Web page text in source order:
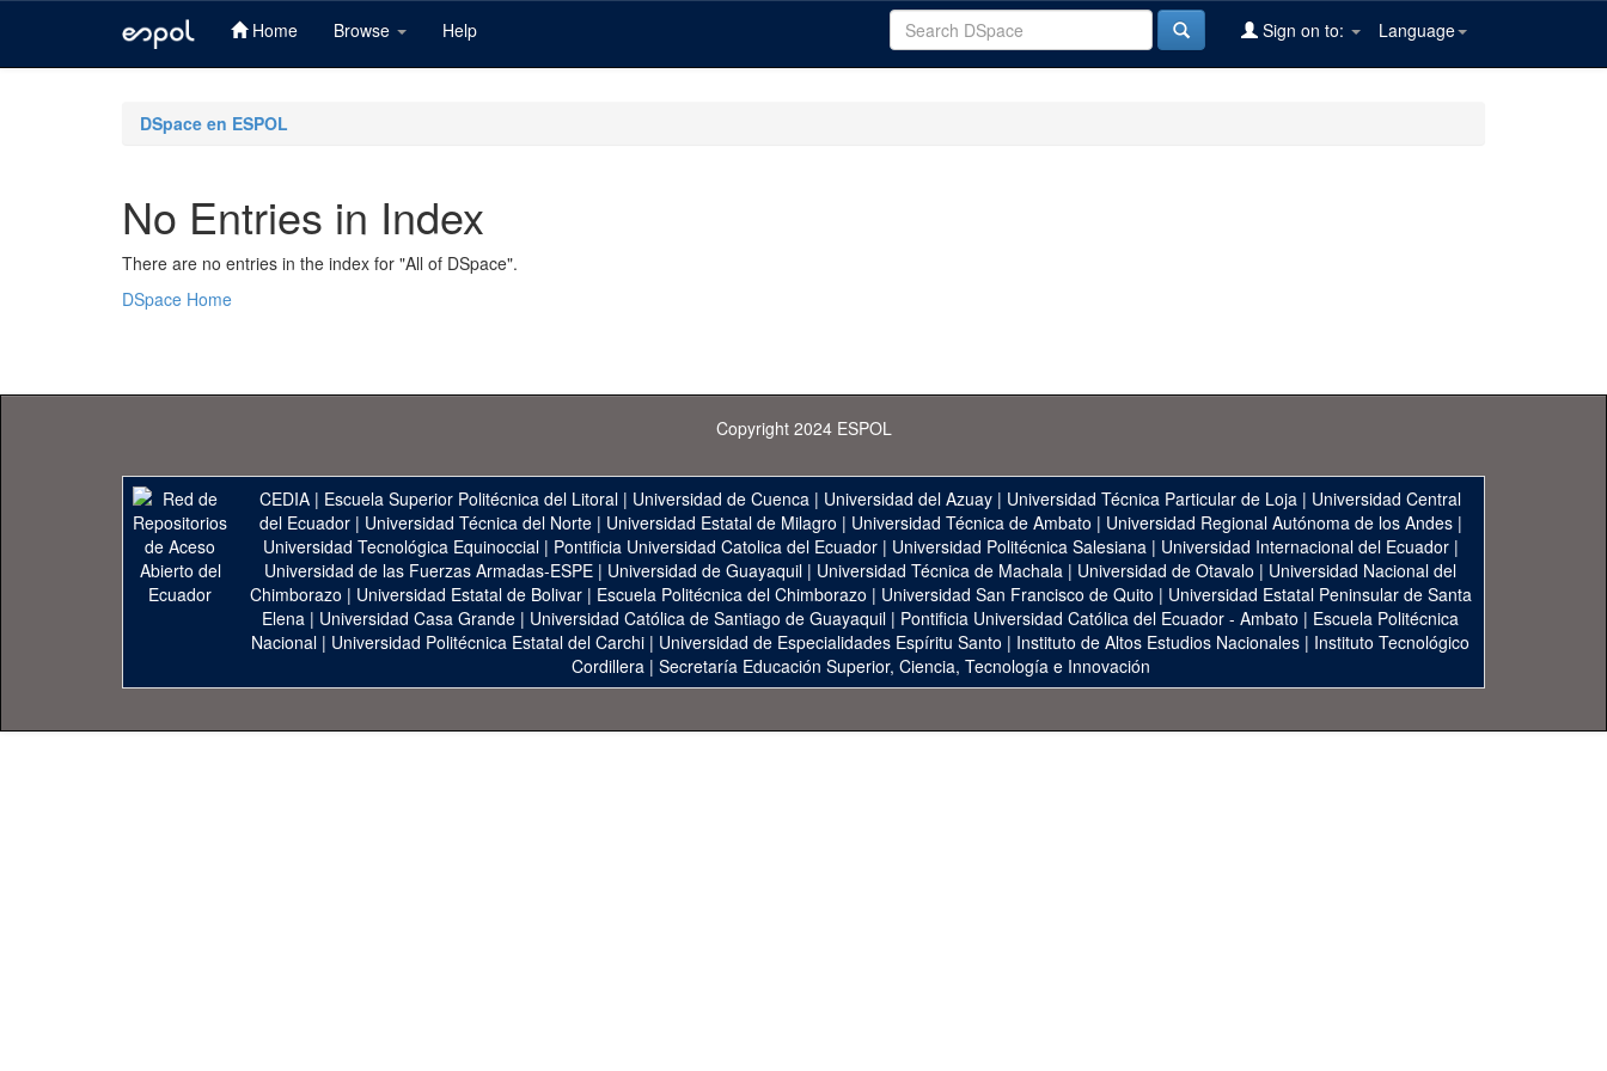
Home Browse Help Language
Sign on to:
DSpace en ESPOL
No Entries in Index
There are no entries in the index for "All of DSpace".
DSpace Home
Copyright 2024 ESPOL
CEDIA | Escuela Superior Politécnica del Litoral | Universidad de Cuenca | Universidad del Azuay | Universidad Técnica Particular de Loja | Universidad Central
del Ecuador| Universidad Técnica del Norte| Universidad Estatal de Milagro | Universidad Técnica de Ambato | Universidad Regional Autónoma de los Andes|
Universidad Tecnológica Equinoccial| Pontificia Universidad Catolica del Ecuador| Universidad Politécnica Salesiana| Universidad Internacional del Ecuador|
Universidad de las Fuerzas Armadas-ESPE | Universidad de Guayaquil | Universidad Técnica de Machala | Universidad de Otavalo | Universidad Nacional del
Chimborazo | Universidad Estatal de Bolivar| Escuela Politécnica del Chimborazo | Universidad San Francisco de Quito | Universidad Estatal Peninsular de Santa
Elena | Universidad Casa Grande | Universidad Católica de Santiago de Guayaquil | Pontificia Universidad Católica del Ecuador - Ambato | Escuela Politécnica
Nacional | Universidad Politécnica Estatal del Carchi | Universidad de Especialidades Espíritu Santo | Instituto de Altos Estudios Nacionales | Instituto Tecnológico
Cordillera| Secretaría Educación Superior, Ciencia, Tecnología e Innovación